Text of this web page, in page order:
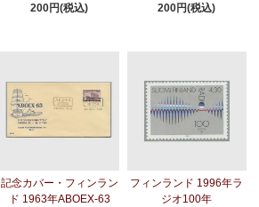
200円(税込)
200円(税込)
記念カバー・フィンラン
ド 1963年ABOEX-63
フィンランド 1996年ラ
ジオ100年